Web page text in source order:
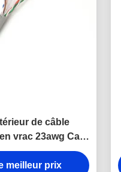
de câble
vrac 23awg Cat6
meilleur prix